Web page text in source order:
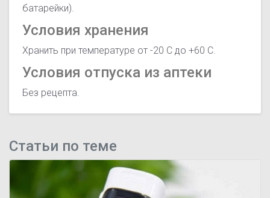
батарейки).
Условия хранения
Хранить при температуре от -20 С до +60 С.
Условия отпуска из аптеки
Без рецепта.
Статьи по теме